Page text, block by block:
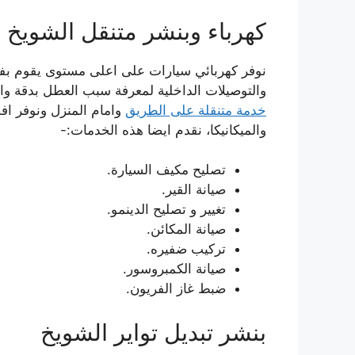
كهرباء وبنشر متنقل الشويخ
نوفر كهربائي سيارات على اعلى مستوى يقوم
والتوصيلات الداخلية لمعرفة سبب العطل بدقة
خدمة متنقلة على الطريق وامام المنزل ونوفر
والميكانيكا، نقدم ايضا هذه الخدمات:-
تصليح مكيف السيارة.
صيانة القير.
تغيير و تصليح الدينمو.
صيانة المكائن.
تركيب ضفيره.
صيانة الكمبروسور.
ضبط غاز الفريون.
بنشر تبديل تواير الشويخ